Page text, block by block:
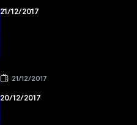
21/12/2017
21/12/2017
20/12/2017